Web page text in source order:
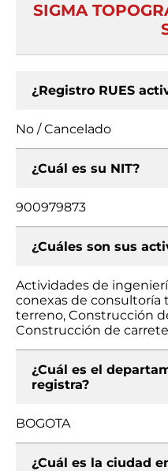
SIGMA
¿Registro RUES
No / Cancelado
¿Cuál es su NIT?
900979873
¿Cuáles son sus
Actividades de
conexas de consultoría
terreno, Construcción
Construcción de
¿Cuál es el
registra?
BOGOTA
¿Cuál es la ciudad